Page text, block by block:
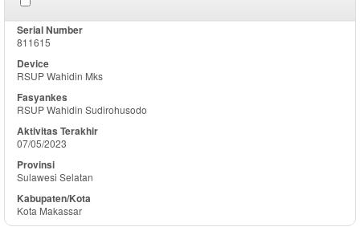
811615
RSUP Wahidin Mks
RSUP Wahidin Sudirohusodo
07/05/2023
Sulawesi Selatan
Kota Makassar